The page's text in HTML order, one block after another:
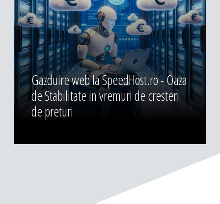
Gazduire web la SpeedHost.ro - Oaza
de Stabilitate in vremuri de cresteri
de preturi